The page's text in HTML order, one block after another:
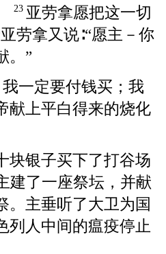
23 亚劳拿愿把这一切
劳拿又说∶“愿主－你
。”
我一定要付钱买；我
献上平白得来的烧化
块银子买下了打谷场
建了一座祭坛，并献
。主垂听了大卫为国
列人中间的瘟疫停止